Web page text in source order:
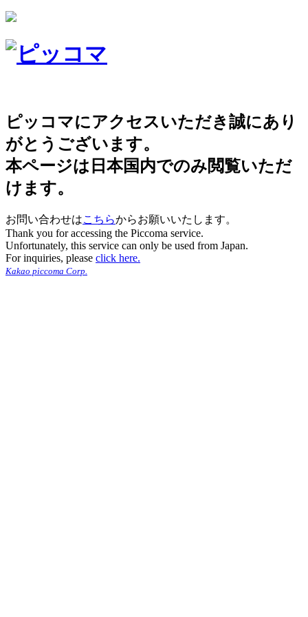
ピッコマにアクセスいただき誠にあり
がとうございます。
本ページは日本国内でのみ閲覧いただ
けます。
お問い合わせはこちらからお願いいたします。
Thank you for accessing the Piccoma service.
Unfortunately, this service can only be used from Japan.
For inquiries, please click here.
Kakao piccoma Corp.